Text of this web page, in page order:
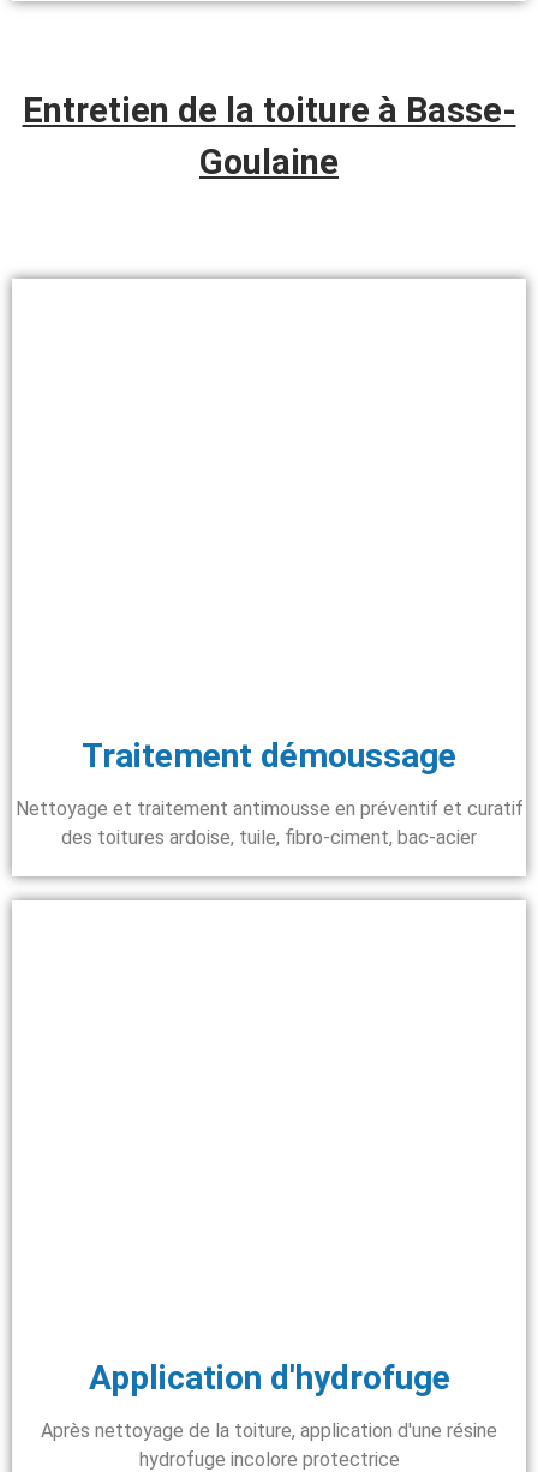
Entretien de la toiture à Basse-
Goulaine
Traitement démoussage
Nettoyage et traitement antimousse en préventif et curatif
des toitures ardoise, tuile, fibro-ciment, bac-acier
Application d'hydrofuge
Après nettoyage de la toiture, application d'une résine
hydrofuge incolore protectrice